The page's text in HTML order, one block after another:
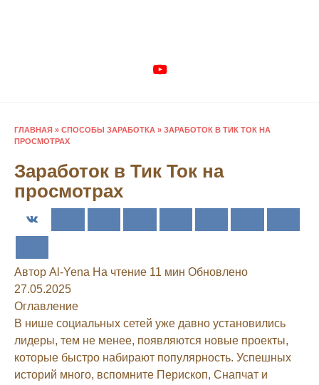
ГЛАВНАЯ » СПОСОБЫ ЗАРАБОТКА » ЗАРАБОТОК В ТИК ТОК НА
ПРОСМОТРАХ
Заработок в Тик Ток на
просмотрах
Автор Al-Yena На чтение 11 мин Обновлено
27.05.2025
Оглавление
В нише социальных сетей уже давно установились
лидеры, тем не менее, появляются новые проекты,
которые быстро набирают популярность. Успешных
историй много, вспомните Перископ, Снапчат и